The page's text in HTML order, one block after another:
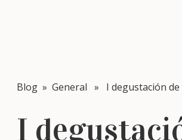
Blog » General » I degustación de
I